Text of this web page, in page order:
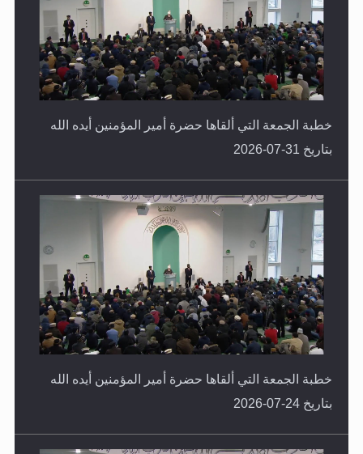
خطبة الجمعة التي ألقاها حضرة أمير المؤمنين أيده الله
بتاريخ 31-07-2026
خطبة الجمعة التي ألقاها حضرة أمير المؤمنين أيده الله
بتاريخ 24-07-2026